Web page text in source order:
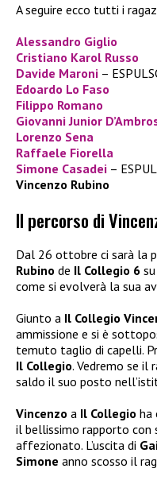
A seguire ecco tutti i
Alessandro Giglio
Cristiano Karol Russo
Davide Maroni –
Edoardo Lo Faso
Filippo Romano
Giovanni Junior
Lorenzo Sena
Raffaele Fiorella
Simone Casadei –
Vincenzo Rubino
Il percorso di
Dal 26 ottobre ci sarà la
Rubino de Il Collegio 6 su
come si evolverà la sua
Giunto a Il Collegio
ammissione e si è
temuto taglio di capelli.
Il Collegio. Vedremo se il
saldo il suo posto
Vincenzo a Il Collegio ha
il bellissimo rapporto con
affezionato. L’uscita di
Simone anno scosso il